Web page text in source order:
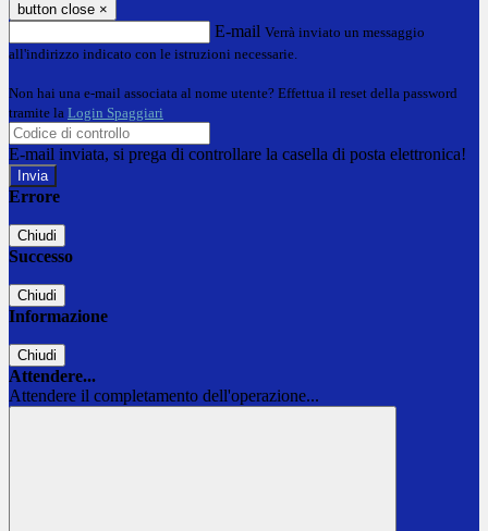
button close ×
E-mail Verrà inviato un messaggio
all'indirizzo indicato con le istruzioni necessarie.
Non hai una e-mail associata al nome utente? Effettua il reset della password
tramite la Login Spaggiari
E-mail inviata, si prega di controllare la casella di posta elettronica!
Errore
Chiudi
Successo
Chiudi
Informazione
Chiudi
Attendere...
Attendere il completamento dell'operazione...